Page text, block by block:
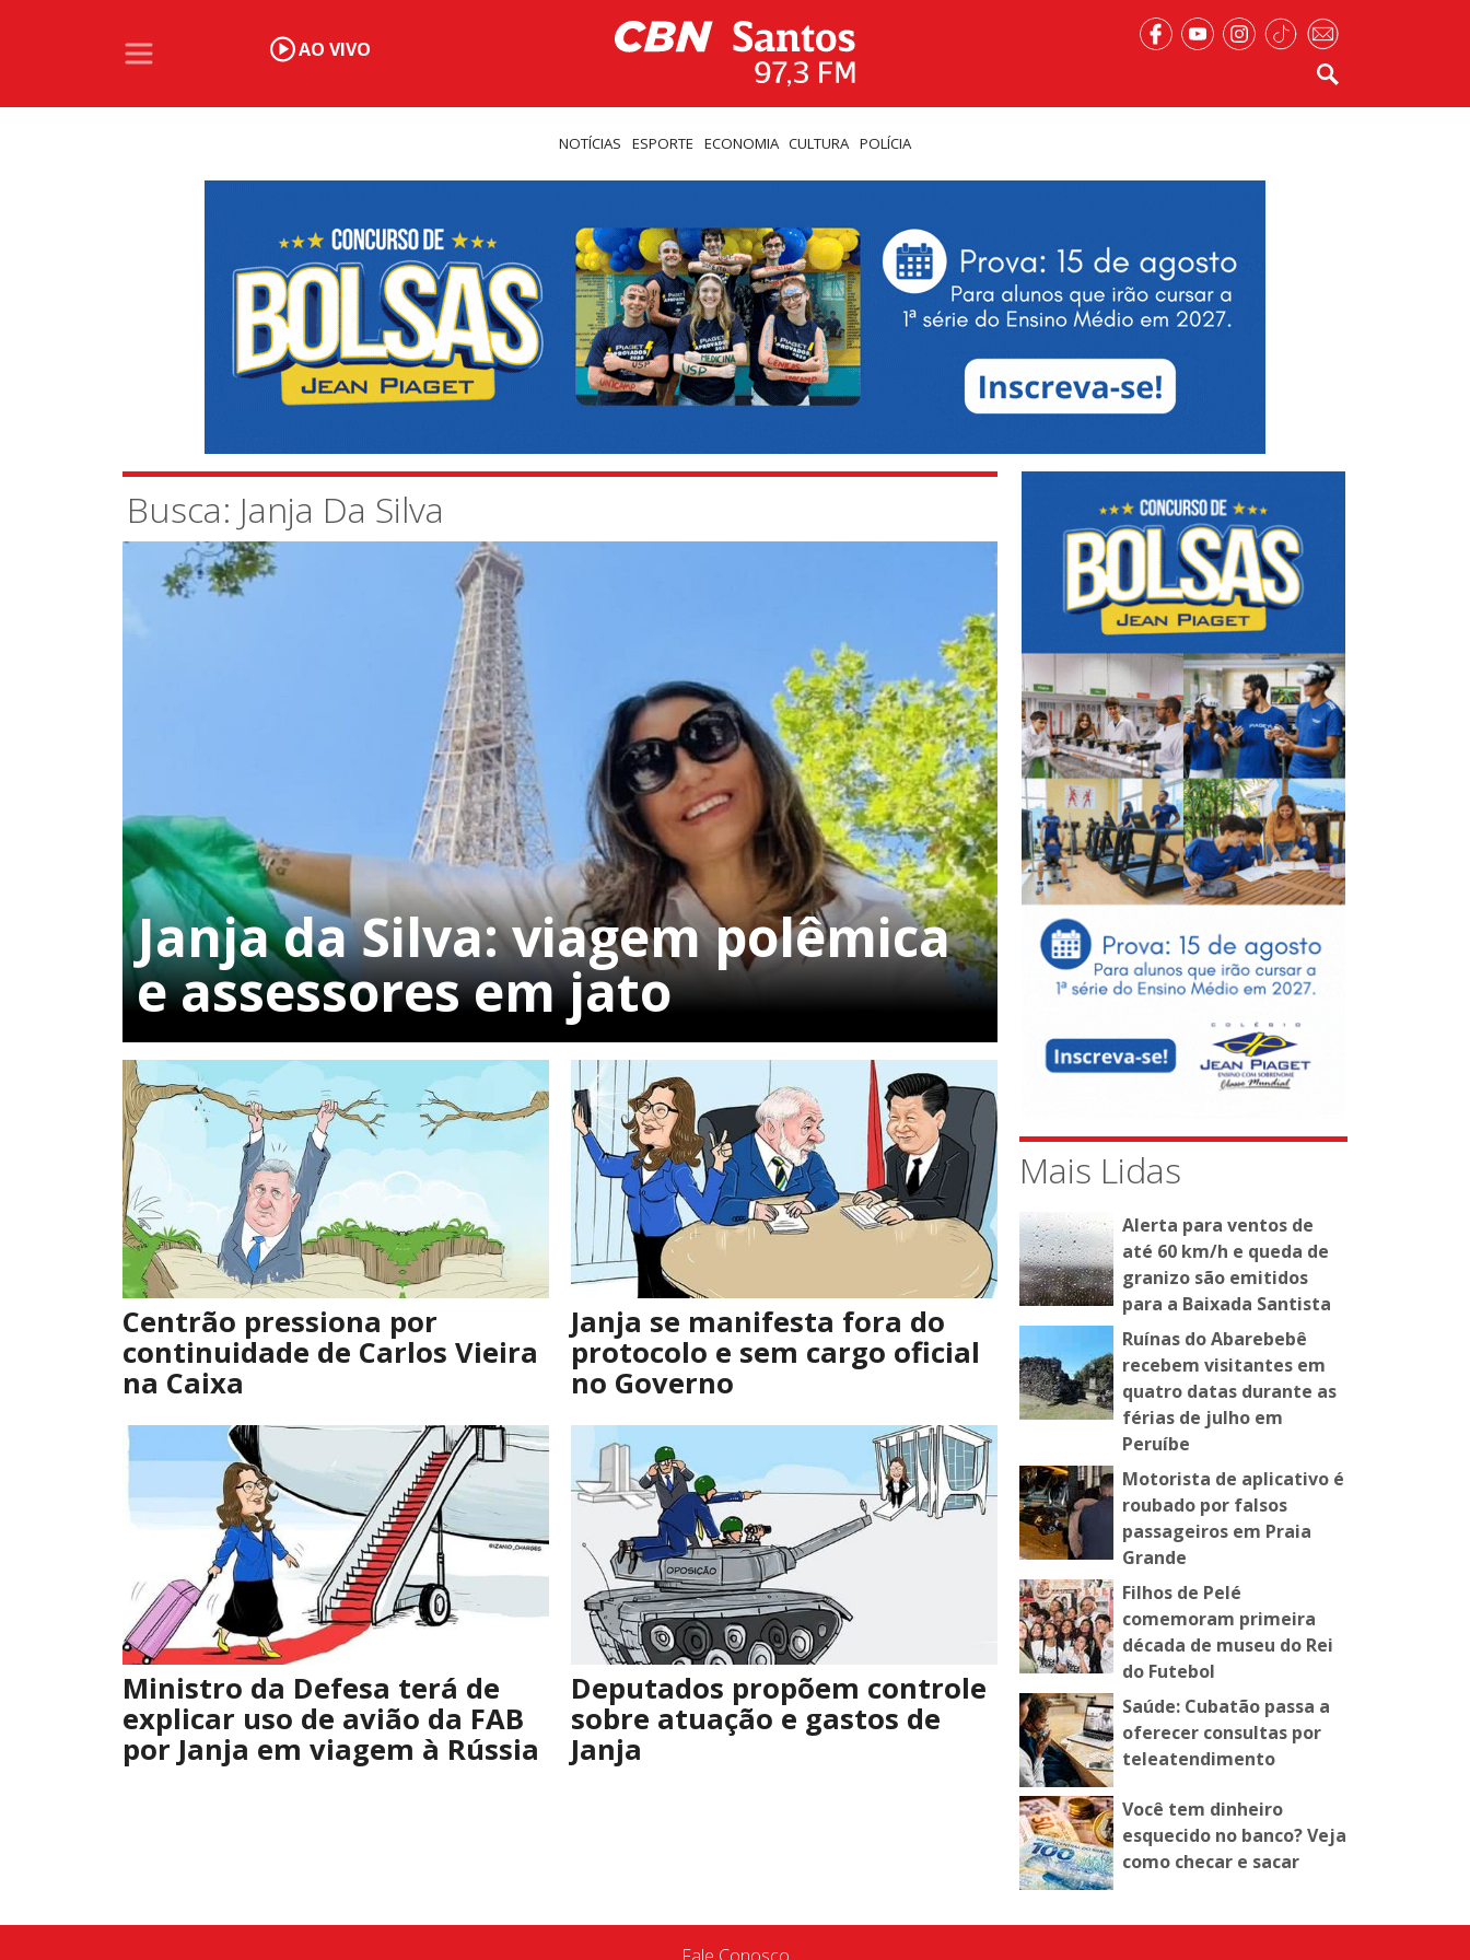
AO VIVO
NOTÍCIAS ESPORTE ECONOMIA CULTURA POLÍCIA
Busca: Janja Da Silva
Janja da Silva: viagem polêmica
e assessores em jato
Centrão pressiona por
continuidade de Carlos Vieira
na Caixa
Janja se manifesta fora do
protocolo e sem cargo oficial
no Governo
Ministro da Defesa terá de
explicar uso de avião da FAB
por Janja em viagem à Rússia
Deputados propõem controle
sobre atuação e gastos de
Janja
Mais Lidas
Alerta para ventos de
até 60 km/h e queda de
granizo são emitidos
para a Baixada Santista
Ruínas do Abarebebê
recebem visitantes em
quatro datas durante as
férias de julho em
Peruíbe
Motorista de aplicativo é
roubado por falsos
passageiros em Praia
Grande
Filhos de Pelé
comemoram primeira
década de museu do Rei
do Futebol
Saúde: Cubatão passa a
oferecer consultas por
teleatendimento
Você tem dinheiro
esquecido no banco? Veja
como checar e sacar